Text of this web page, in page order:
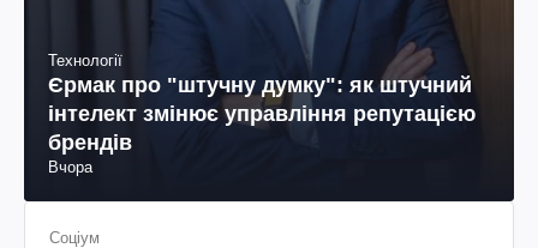
Технології
Єрмак про "штучну думку": як штучний
інтелект змінює управління репутацією
брендів
Вчора
Соціум